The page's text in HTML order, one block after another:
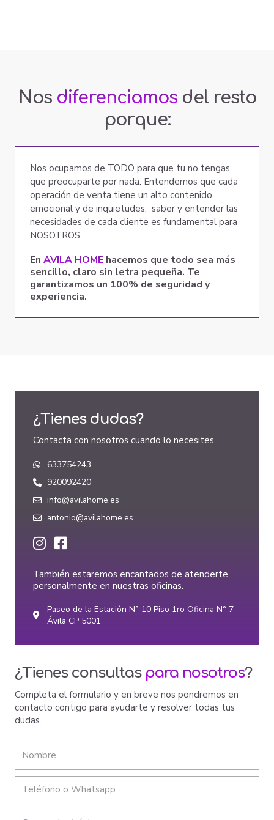
Nos diferenciamosdel resto
porque:
Nos ocupamos de TODO para que tu no tengas
que preocuparte por nada. Entendemos que cada
operación de venta tiene un alto contenido
emocional y de inquietudes, saber y entender las
necesidades de cada cliente es fundamental para
NOSOTROS
En AVILA HOME hacemos que todo sea más
sencillo, claro sin letra pequeña. Te
garantizamos un 100% de seguridad y
experiencia.
¿Tienes dudas?
Contacta con nosotros cuando lo necesites
633754243
920092420
info@avilahome.es
antonio@avilahome.es
También estaremos encantados de atenderte
personalmente en nuestras oficinas.
Paseo de la Estación N° 10 Piso 1ro Oficina N° 7
Ávila CP 5001
¿Tienes consultas para nosotros?
Completa el formulario y en breve nos pondremos en
contacto contigo para ayudarte y resolver todas tus
dudas.